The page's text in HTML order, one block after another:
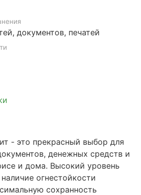
документов, печатей
- это прекрасный выбор для
денежных средств и
и дома. Высокий уровень
огнестойкости
сохранность